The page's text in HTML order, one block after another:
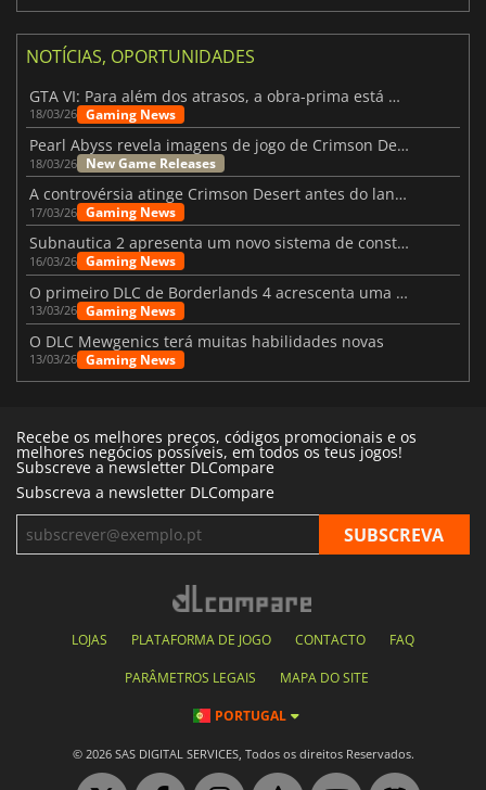
NOTÍCIAS, OPORTUNIDADES
GTA VI: Para além dos atrasos, a obra-prima está quase a chegar
18/03/26 Gaming News
Pearl Abyss revela imagens de jogo de Crimson Desert para a PS5
18/03/26 New Game Releases
A controvérsia atinge Crimson Desert antes do lançamento
17/03/26 Gaming News
Subnautica 2 apresenta um novo sistema de construção de bases
16/03/26 Gaming News
O primeiro DLC de Borderlands 4 acrescenta uma nova personagem e muito mais
13/03/26 Gaming News
O DLC Mewgenics terá muitas habilidades novas
13/03/26 Gaming News
Recebe os melhores preços, códigos promocionais e os
melhores negócios possíveis, em todos os teus jogos!
Subscreve a newsletter DLCompare
Subscreva a newsletter DLCompare
LOJAS PLATAFORMA DE JOGO CONTACTO FAQ
PARÂMETROS LEGAIS MAPA DO SITE
PORTUGAL
© 2026 SAS DIGITAL SERVICES, Todos os direitos Reservados.